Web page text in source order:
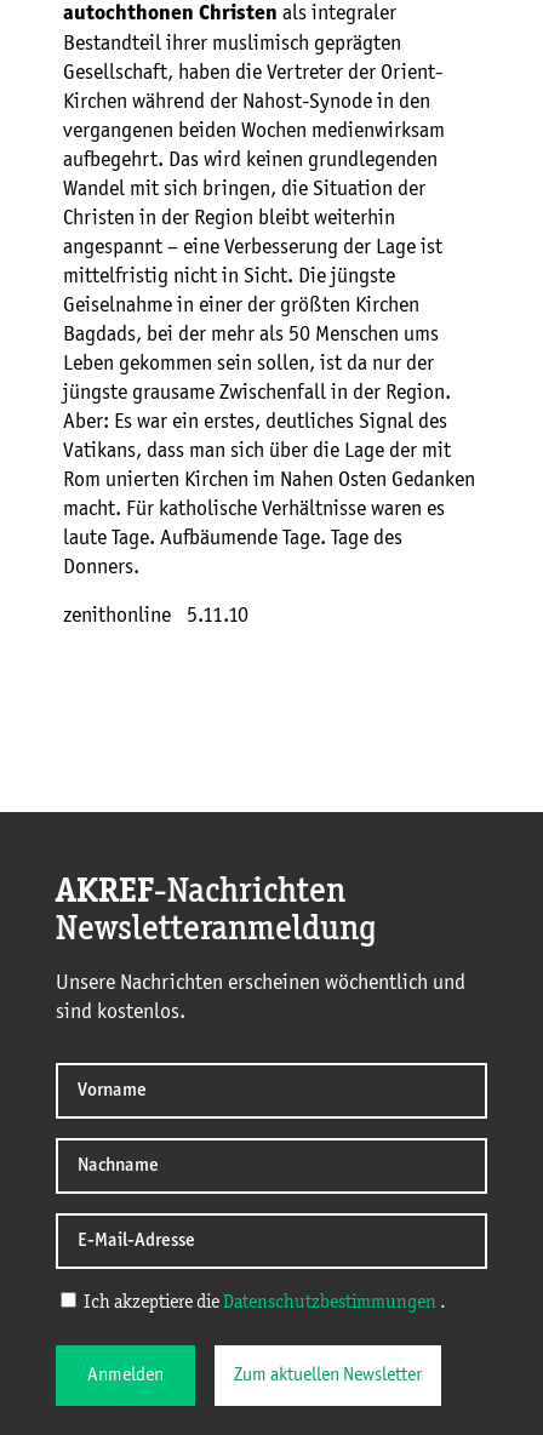
autochthonen Christen als integraler
Bestandteil ihrer muslimisch geprägten
Gesellschaft, haben die Vertreter der Orient-
Kirchen während der Nahost-Synode in den
vergangenen beiden Wochen medienwirksam
aufbegehrt. Das wird keinen grundlegenden
Wandel mit sich bringen, die Situation der
Christen in der Region bleibt weiterhin
angespannt – eine Verbesserung der Lage ist
mittelfristig nicht in Sicht. Die jüngste
Geiselnahme in einer der größten Kirchen
Bagdads, bei der mehr als 50 Menschen ums
Leben gekommen sein sollen, ist da nur der
jüngste grausame Zwischenfall in der Region.
Aber: Es war ein erstes, deutliches Signal des
Vatikans, dass man sich über die Lage der mit
Rom unierten Kirchen im Nahen Osten Gedanken
macht. Für katholische Verhältnisse waren es
laute Tage. Aufbäumende Tage. Tage des
Donners.
zenithonline 5.11.10
AKREF-Nachrichten
Newsletteranmeldung
Unsere Nachrichten erscheinen wöchentlich und
sind kostenlos.
Ich akzeptiere die Datenschutzbestimmungen .
Anmelden Zum aktuellen Newsletter